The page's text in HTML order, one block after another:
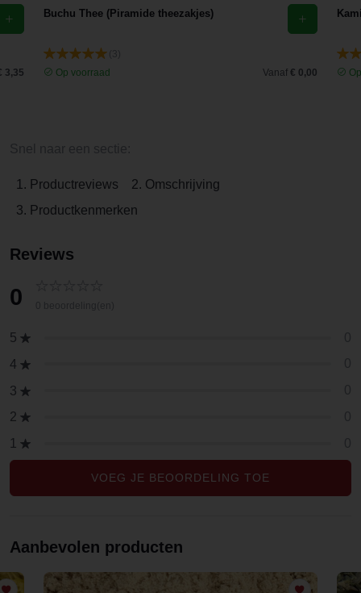
3,35
Buchu Thee (Piramide theezakjes)
Op voorraad
Vanaf € 0,00
1. Productreviews
2. Omschrijving
3. Productkenmerken
Reviews
0
5
4
3
2
1
VOEG JE BEOORDELING TOE
Aanbevolen producten